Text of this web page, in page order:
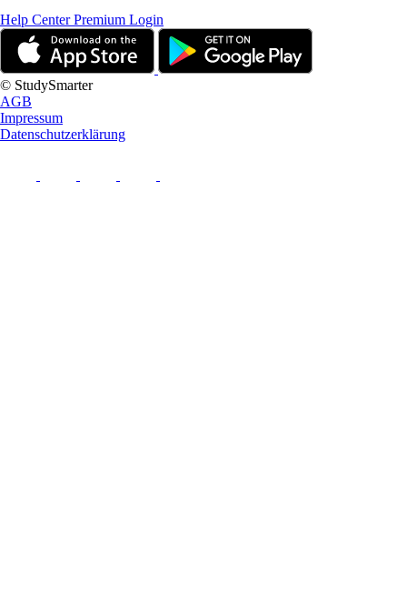
Help CenterPremium Login
© StudySmarter
AGB
Impressum
Datenschutzerklärung